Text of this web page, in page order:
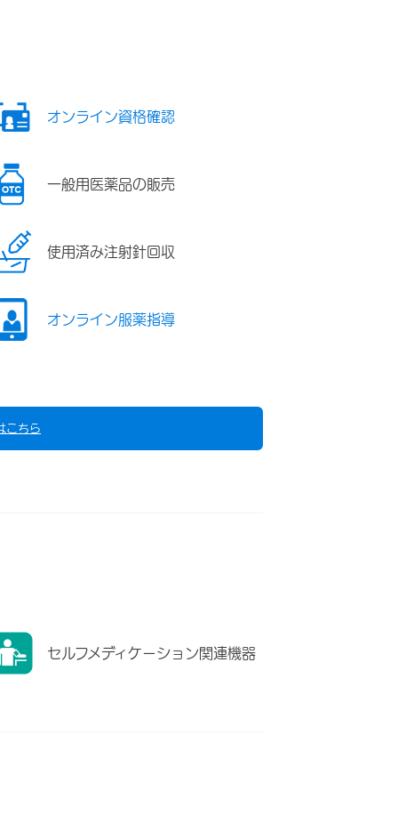
オンライン資格確認
一般用医薬品の販売
使用済み注射針回収
オンライン服薬指導
こちら
セルフメディケーション関連機器